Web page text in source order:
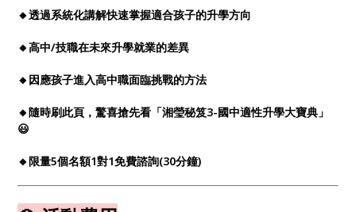
🔸透過系統化講解快速掌握適合孩子的升學方向
🔸高中/技職在未來升學就業的差異
🔸因應孩子進入高中職面臨挑戰的方法
🔸隨時刷此頁，驚喜搶先看「湘瑩秘笈3-國中適性升學大寶典」
😃
🔸限量5個名額1對1免費諮詢(30分鐘)